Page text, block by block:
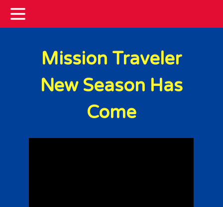
Mission Traveler
New Season Has
Come